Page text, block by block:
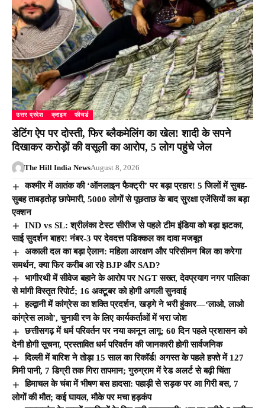
उत्तर प्रदेश क्राइम फीचर्ड
डेटिंग ऐप पर दोस्ती, फिर ब्लैकमेलिंग का खेल! शादी के सपने
दिखाकर करोड़ों की वसूली का आरोप, 5 लोग पहुंचे जेल
The Hill India NewsAugust 8, 2026
कश्मीर में आतंक की ‘ऑनलाइन फैक्ट्री’ पर बड़ा प्रहार! 5 जिलों में सुबह-
सुबह ताबड़तोड़ छापेमारी, 5000 लोगों से पूछताछ के बाद सुरक्षा एजेंसियों का बड़ा
एक्शन
IND vs SL: श्रीलंका टेस्ट सीरीज से पहले टीम इंडिया को बड़ा झटका,
साई सुदर्शन बाहर! नंबर-3 पर देवदत्त पडिक्कल का दावा मजबूत
अकाली दल का बड़ा ऐलान: महिला आरक्षण और परिसीमन बिल का करेगा
समर्थन, क्या फिर करीब आ रहे BJP और SAD?
भागीरथी में सीवेज बहाने के आरोप पर NGT सख्त, देवप्रयाग नगर पालिका
से मांगी विस्तृत रिपोर्ट; 16 अक्टूबर को होगी अगली सुनवाई
हल्द्वानी में कांग्रेस का शक्ति प्रदर्शन, खड़गे ने भरी हुंकार—‘लाओ, लाओ
कांग्रेस लाओ’, चुनावी रण के लिए कार्यकर्ताओं में भरा जोश
छत्तीसगढ़ में धर्म परिवर्तन पर नया कानून लागू: 60 दिन पहले प्रशासन को
देनी होगी सूचना, प्रस्तावित धर्म परिवर्तन की जानकारी होगी सार्वजनिक
दिल्ली में बारिश ने तोड़ा 15 साल का रिकॉर्ड! अगस्त के पहले हफ्ते में 127
मिमी पानी, 7 डिग्री तक गिरा तापमान; गुरुग्राम में रेड अलर्ट से बढ़ी चिंता
हिमाचल के चंबा में भीषण बस हादसा: पहाड़ी से सड़क पर आ गिरी बस, 7
लोगों की मौत; कई घायल, मौके पर मचा हड़कंप